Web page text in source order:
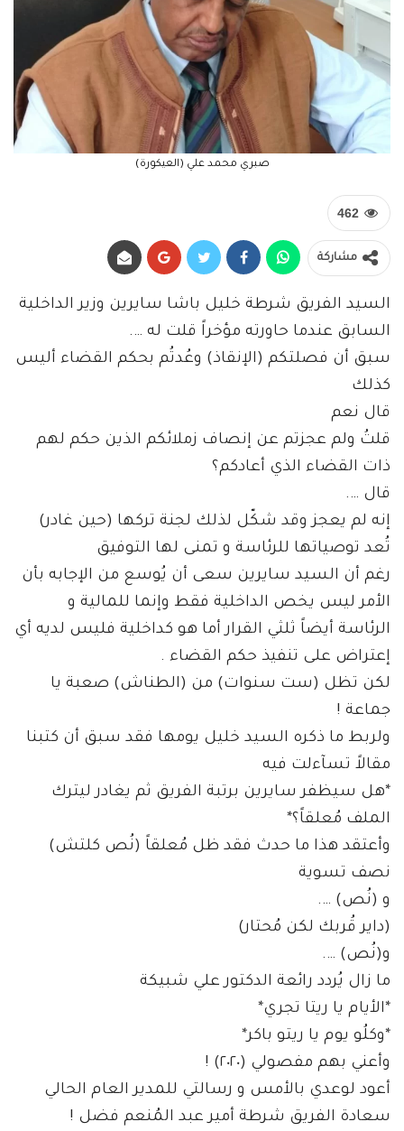
صبري محمد علي (العيكورة)
462
مشاركة
السيد الفريق شرطة خليل باشا سايرين وزير الداخلية
السابق عندما حاورته مؤخراً قلت له ….
سبق أن فصلتكم (الإنقاذ) وعُدتُم بحكم القضاء أليس
كذلك
قال نعم
قلتُ ولم عجزتم عن إنصاف زملائكم الذين حكم لهم
ذات القضاء الذي أعادكم؟
قال ….
إنه لم يعجز وقد شكّل لذلك لجنة تركها (حين غادر)
تُعد توصياتها للرئاسة و تمنى لها التوفيق
رغم أن السيد سايرين سعى أن يُوسع من الإجابه بأن
الأمر ليس يخص الداخلية فقط وإنما للمالية و
الرئاسة أيضاً ثلثي القرار أما هو كداخلية فليس لديه أي
إعتراض على تنفيذ حكم القضاء .
لكن تظل (ست سنوات) من (الطناش) صعبة يا
جماعة !
ولربط ما ذكره السيد خليل يومها فقد سبق أن كتبنا
مقالاً تسآءلت فيه
*هل سيظفر سايرين برتبة الفريق ثم يغادر ليترك
الملف مُعلقاً؟*
وأعتقد هذا ما حدث فقد ظل مُعلقاً (نُص كلتش)
نصف تسوية
و (نُص) ….
(داير قُربك لكن مُحتار)
و(نُص) ….
ما زال يُردد رائعة الدكتور علي شبيكة
*الأيام يا ريتا تجري*
*وكلُو يوم يا ريتو باكر*
وأعني بهم مفصولي (٢٠٢٠) !
أعود لوعدي بالأمس و رسالتي للمدير العام الحالي
سعادة الفريق شرطة أمير عبد المُنعم فضل !